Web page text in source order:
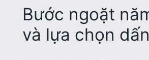
Bước ngoặt
và lựa chọn